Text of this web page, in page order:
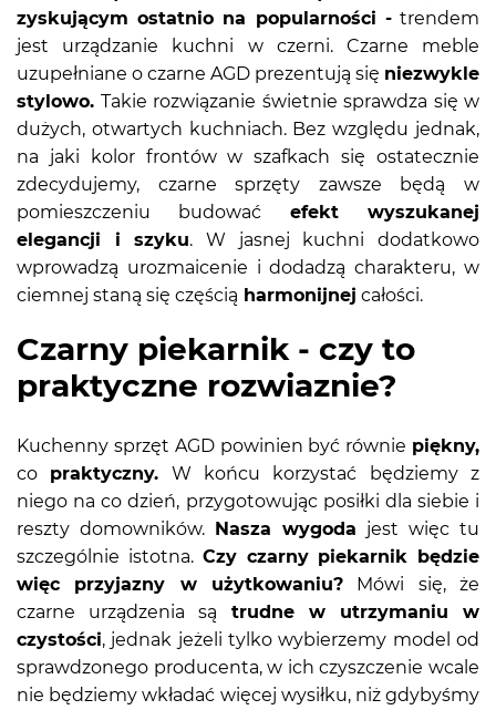
zyskującym ostatnio na popularności -trendem
jest urządzanie kuchni w czerni. Czarne meble
uzupełniane o czarne AGD prezentują się niezwykle
stylowo. Takie rozwiązanie świetnie sprawdza się w
dużych, otwartych kuchniach. Bez względu jednak,
na jaki kolor frontów w szafkach się ostatecznie
zdecydujemy, czarne sprzęty zawsze będą w
pomieszczeniu budować efekt wyszukanej
elegancji i szyku. W jasnej kuchni dodatkowo
wprowadzą urozmaicenie i dodadzą charakteru, w
ciemnej staną się częścią harmonijnej całości.
Czarny piekarnik - czy to
praktyczne rozwiaznie?
Kuchenny sprzęt AGD powinien być równie piękny,
co praktyczny. W końcu korzystać będziemy z
niego na co dzień, przygotowując posiłki dla siebie i
reszty domowników. Nasza wygoda jest więc tu
szczególnie istotna.Czy czarny piekarnik będzie
więc przyjazny w użytkowaniu? Mówi się, że
czarne urządzenia są trudne w utrzymaniu w
czystości, jednak jeżeli tylko wybierzemy model od
sprawdzonego producenta, w ich czyszczenie wcale
nie będziemy wkładać więcej wysiłku, niż gdybyśmy